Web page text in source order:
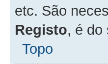
etc. São
Registo, é do
Topo